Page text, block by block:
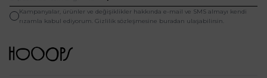
Kampanyalar, ürünler ve değişiklikler hakkında e-mail ve SMS almayı kendi
rızamla kabul ediyorum. Gizlilik sözleşmesine buradan ulaşabilirsin.